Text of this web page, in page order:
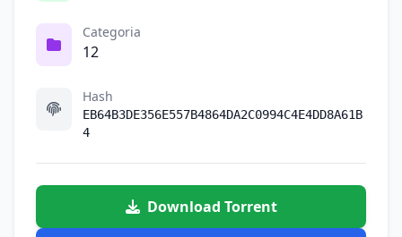
Categoria
12
Hash
EB64B3DE356E557B4864DA2C0994C4E4DD8A61B
4
Download Torrent